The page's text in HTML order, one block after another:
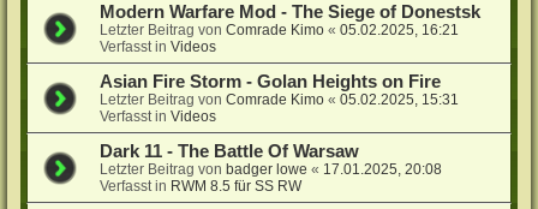
Modern Warfare Mod - The Siege of Donestsk
Letzter Beitrag vonComrade Kimo «05.02.2025, 16:21
Verfasst inVideos
Asian Fire Storm - Golan Heights on Fire
Letzter Beitrag vonComrade Kimo «05.02.2025, 15:31
Verfasst inVideos
Dark 11 - The Battle Of Warsaw
Letzter Beitrag vonbadger lowe « 17.01.2025, 20:08
Verfasst in RWM 8.5 für SS RW